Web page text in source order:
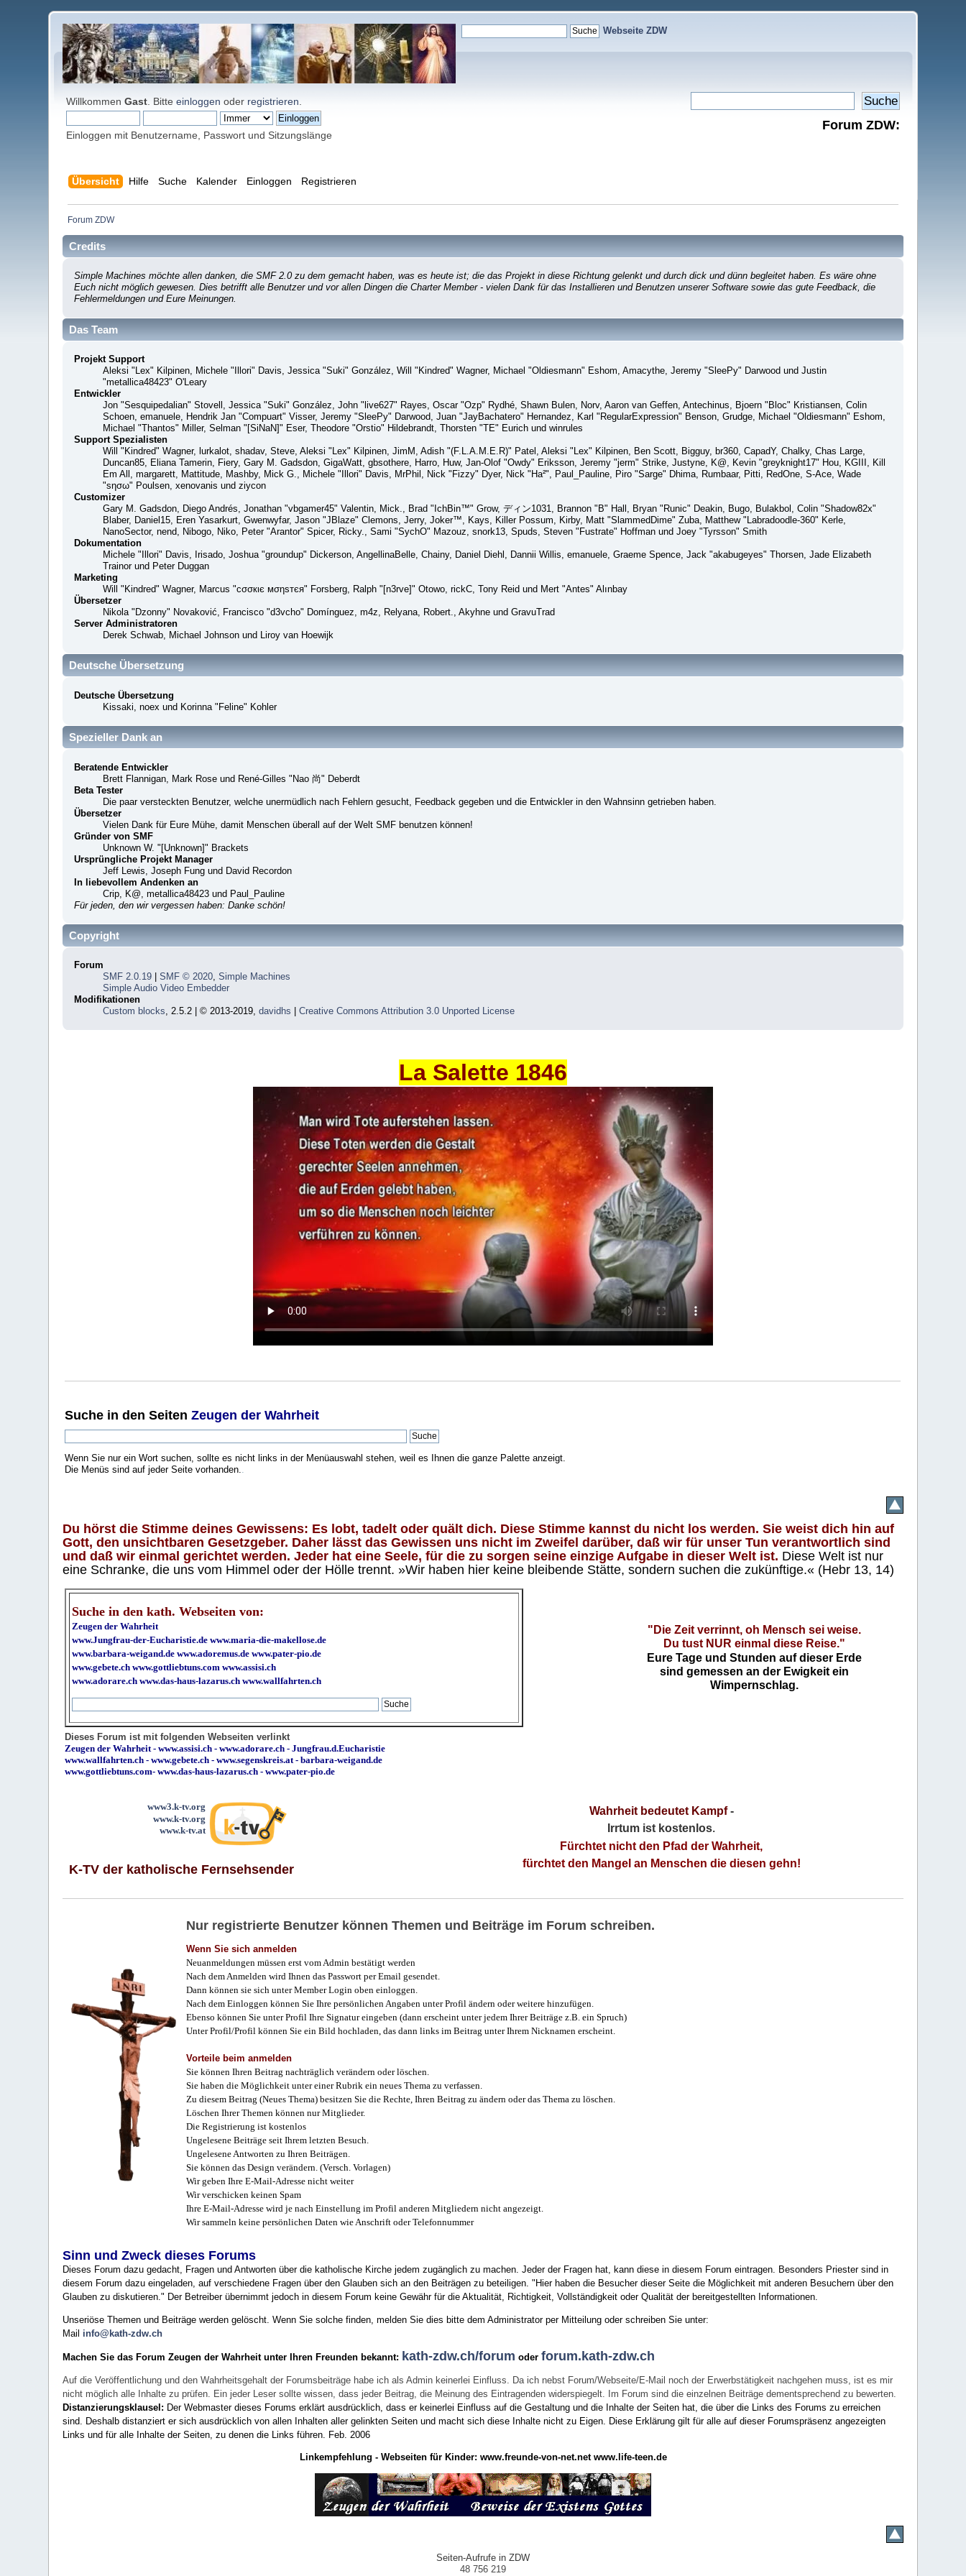
Webseite ZDW
WillkommenGast . Bitteeinloggen oder registrieren
Einloggen mit Benutzername, Passwort und Sitzungslänge
Forum ZDW:
Übersicht Hilfe Suche Kalender Einloggen Registrieren
Forum ZDW
Credits
Simple Machines möchte allen danken, die SMF 2.0 zu dem gemacht haben, was es heute ist; die das Projekt in diese Richtung gelenkt und durch dick und dünn begleitet haben. Es wäre ohne
Euch nicht möglich gewesen. Dies betrifft alle Benutzer und vor allen Dingen die Charter Member - vielen Dank für das Installieren und Benutzen unserer Software sowie das gute Feedback, die
Fehlermeldungen und Eure Meinungen.
Das Team
Projekt Support
Aleksi "Lex" Kilpinen, Michele "Illori" Davis, Jessica "Suki" González, Will "Kindred" Wagner, Michael "Oldiesmann" Eshom, Amacythe, Jeremy "SleePy" Darwood und Justin
"metallica48423" O'Leary
Entwickler
Jon "Sesquipedalian" Stovell, Jessica "Suki" González, John "live627" Rayes, Oscar "Ozp" Rydhé, Shawn Bulen, Norv, Aaron van Geffen, Antechinus, Bjoern "Bloc" Kristiansen, Colin
Schoen, emanuele, Hendrik Jan "Compuart" Visser, Jeremy "SleePy" Darwood, Juan "JayBachatero" Hernandez, Karl "RegularExpression" Benson, Grudge, Michael "Oldiesmann" Eshom,
Michael "Thantos" Miller, Selman "[SiNaN]" Eser, Theodore "Orstio" Hildebrandt, Thorsten "TE" Eurich und winrules
Support Spezialisten
Will "Kindred" Wagner, lurkalot, shadav, Steve, Aleksi "Lex" Kilpinen, JimM, Adish "(F.L.A.M.E.R)" Patel, Aleksi "Lex" Kilpinen, Ben Scott, Bigguy, br360, CapadY, Chalky, Chas Large,
Duncan85, Eliana Tamerin, Fiery, Gary M. Gadsdon, GigaWatt, gbsothere, Harro, Huw, Jan-Olof "Owdy" Eriksson, Jeremy "jerm" Strike, Justyne, K@, Kevin "greyknight17" Hou, KGIII, Kill
Em All, margarett, Mattitude, Mashby, Mick G., Michele "Illori" Davis, MrPhil, Nick "Fizzy" Dyer, Nick "Ha²", Paul_Pauline, Piro "Sarge" Dhima, Rumbaar, Pitti, RedOne, S-Ace, Wade
"sησω" Poulsen, xenovanis und ziycon
Customizer
Gary M. Gadsdon, Diego Andrés, Jonathan "vbgamer45" Valentin, Mick., Brad "IchBin™" Grow, ディン1031, Brannon "B" Hall, Bryan "Runic" Deakin, Bugo, Bulakbol, Colin "Shadow82x"
Blaber, Daniel15, Eren Yasarkurt, Gwenwyfar, Jason "JBlaze" Clemons, Jerry, Joker™, Kays, Killer Possum, Kirby, Matt "SlammedDime" Zuba, Matthew "Labradoodle-360" Kerle,
NanoSector, nend, Nibogo, Niko, Peter "Arantor" Spicer, Ricky., Sami "SychO" Mazouz, snork13, Spuds, Steven "Fustrate" Hoffman und Joey "Tyrsson" Smith
Dokumentation
Michele "Illori" Davis, Irisado, Joshua "groundup" Dickerson, AngellinaBelle, Chainy, Daniel Diehl, Dannii Willis, emanuele, Graeme Spence, Jack "akabugeyes" Thorsen, Jade Elizabeth
Trainor und Peter Duggan
Marketing
Will "Kindred" Wagner, Marcus "cσσкιє мσηѕтєя" Forsberg, Ralph "[n3rve]" Otowo, rickC, Tony Reid und Mert "Antes" Alınbay
Übersetzer
Nikola "Dzonny" Novaković, Francisco "d3vcho" Domínguez, m4z, Relyana, Robert., Akyhne und GravuTrad
Server Administratoren
Derek Schwab, Michael Johnson und Liroy van Hoewijk
Deutsche Übersetzung
Deutsche Übersetzung
Kissaki, noex und Korinna "Feline" Kohler
Spezieller Dank an
Beratende Entwickler
Brett Flannigan, Mark Rose und René-Gilles "Nao 尚" Deberdt
Beta Tester
Die paar versteckten Benutzer, welche unermüdlich nach Fehlern gesucht, Feedback gegeben und die Entwickler in den Wahnsinn getrieben haben.
Übersetzer
Vielen Dank für Eure Mühe, damit Menschen überall auf der Welt SMF benutzen können!
Gründer von SMF
Unknown W. "[Unknown]" Brackets
Ursprüngliche Projekt Manager
Jeff Lewis, Joseph Fung und David Recordon
In liebevollem Andenken an
Crip, K@, metallica48423 und Paul_Pauline
Für jeden, den wir vergessen haben: Danke schön!
Copyright
Forum
SMF 2.0.19| SMF © 2020, Simple Machines
Simple Audio Video Embedder
Modifikationen
Custom blocks, 2.5.2 | © 2013-2019, davidhs Creative Commons Attribution 3.0 Unported License
La Salette 1846
Suche in den SeitenZeugen der Wahrheit
Wenn Sie nur ein Wort suchen, sollte es nicht links in der Menüauswahl stehen, weil es Ihnen die ganze Palette anzeigt.
Die Menüs sind auf jeder Seite vorhanden..
Du hörst die Stimme deines Gewissens: Es lobt, tadelt oder quält dich. Diese Stimme kannst du nicht los werden. Sie weist dich hin auf
Gott, den unsichtbaren Gesetzgeber. Daher lässt das Gewissen uns nicht im Zweifel darüber, daß wir für unser Tun verantwortlich sind
und daß wir einmal gerichtet werden. Jeder hat eine Seele, für die zu sorgen seine einzige Aufgabe in dieser Welt ist. Diese Welt ist nur
eine Schranke, die uns vom Himmel oder der Hölle trennt. »Wir haben hier keine bleibende Stätte, sondern suchen die zukünftige.« (Hebr 13, 14)
Suche in den kath. Webseiten von:
Zeugen der Wahrheit
www.Jungfrau-der-Eucharistie.de www.maria-die-makellose.de
www.barbara-weigand.de www.adoremus.de www.pater-pio.de
www.gebete.ch www.gottliebtuns.com www.assisi.ch
www.adorare.ch www.das-haus-lazarus.ch www.wallfahrten.ch
"Die Zeit verrinnt, oh Mensch sei weise.
Du tust NUR einmal diese Reise."
Eure Tage und Stunden auf dieser Erde
sind gemessen an der Ewigkeit ein
Wimpernschlag.
Dieses Forum ist mit folgenden Webseiten verlinkt
Zeugen der Wahrheit-www.assisi.ch -www.adorare.ch -Jungfrau.d.Eucharistie
www.wallfahrten.ch -www.gebete.ch -www.segenskreis.at-barbara-weigand.de
www.gottliebtuns.com-www.das-haus-lazarus.ch - www.pater-pio.de
www3.k-tv.org
www.k-tv.org
www.k-tv.at
K-TV der katholische Fernsehsender
Wahrheit bedeutet Kampf-
Irrtum ist kostenlos.
Fürchtet nicht den Pfad der Wahrheit,
fürchtet den Mangel an Menschen die diesen gehn!
Nur registrierte Benutzer können Themen und Beiträge im Forum schreiben.
Wenn Sie sich anmelden
Neuanmeldungen müssen erst vom Admin bestätigt werden
Nach dem Anmelden wird Ihnen das Passwort per Email gesendet.
Dann können sie sich unter Member Login oben einloggen.
Nach dem Einloggen können Sie Ihre persönlichen Angaben unter Profil ändern oder weitere hinzufügen.
Ebenso können Sie unter Profil Ihre Signatur eingeben (dann erscheint unter jedem Ihrer Beiträge z.B. ein Spruch)
Unter Profil/Profil können Sie ein Bild hochladen, das dann links im Beitrag unter Ihrem Nicknamen erscheint.
Vorteile beim anmelden
Sie können Ihren Beitrag nachträglich verändern oder löschen.
Sie haben die Möglichkeit unter einer Rubrik ein neues Thema zu verfassen.
Zu diesem Beitrag (Neues Thema) besitzen Sie die Rechte, Ihren Beitrag zu ändern oder das Thema zu löschen.
Löschen Ihrer Themen können nur Mitglieder.
Die Registrierung ist kostenlos
Ungelesene Beiträge seit Ihrem letzten Besuch.
Ungelesene Antworten zu Ihren Beiträgen.
Sie können das Design verändern. (Versch. Vorlagen)
Wir geben Ihre E-Mail-Adresse nicht weiter
Wir verschicken keinen Spam
Ihre E-Mail-Adresse wird je nach Einstellung im Profil anderen Mitgliedern nicht angezeigt.
Wir sammeln keine persönlichen Daten wie Anschrift oder Telefonnummer
Sinn und Zweck dieses Forums
Dieses Forum dazu gedacht, Fragen und Antworten über die katholische Kirche jedem zugänglich zu machen. Jeder der Fragen hat, kann diese in diesem Forum eintragen. Besonders Priester sind in
diesem Forum dazu eingeladen, auf verschiedene Fragen über den Glauben sich an den Beiträgen zu beteiligen. "Hier haben die Besucher dieser Seite die Möglichkeit mit anderen Besuchern über den
Glauben zu diskutieren." Der Betreiber übernimmt jedoch in diesem Forum keine Gewähr für die Aktualität, Richtigkeit, Vollständigkeit oder Qualität der bereitgestellten Informationen.
Unseriöse Themen und Beiträge werden gelöscht. Wenn Sie solche finden, melden Sie dies bitte dem Administrator per Mitteilung oder schreiben Sie unter:
Mail info@kath-zdw.ch
Machen Sie das Forum Zeugen der Wahrheit unter Ihren Freunden bekannt: kath-zdw.ch/forum oderforum.kath-zdw.ch
Auf die Veröffentlichung und den Wahrheitsgehalt der Forumsbeiträge habe ich als Admin keinerlei Einfluss. Da ich nebst Forum/Webseite/E-Mail noch der Erwerbstätigkeit nachgehen muss, ist es mir
nicht möglich alle Inhalte zu prüfen. Ein jeder Leser sollte wissen, dass jeder Beitrag, die Meinung des Eintragenden widerspiegelt. Im Forum sind die einzelnen Beiträge dementsprechend zu bewerten.
Distanzierungsklausel: Der Webmaster dieses Forums erklärt ausdrücklich, dass er keinerlei Einfluss auf die Gestaltung und die Inhalte der Seiten hat, die über die Links des Forums zu erreichen
sind. Deshalb distanziert er sich ausdrücklich von allen Inhalten aller gelinkten Seiten und macht sich diese Inhalte nicht zu Eigen. Diese Erklärung gilt für alle auf dieser Forumspräsenz angezeigten
Links und für alle Inhalte der Seiten, zu denen die Links führen. Feb. 2006
Linkempfehlung - Webseiten für Kinder: www.freunde-von-net.net www.life-teen.de
Seiten-Aufrufe in ZDW
48 756 219